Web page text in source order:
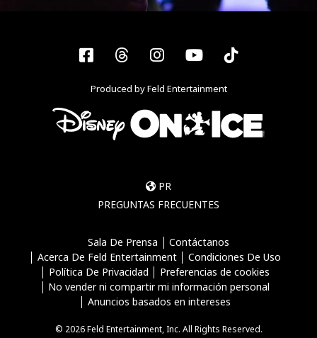
Facebook
ThreadsInstagram
YouTubeTiktok
Produced by Feld Entertainment
PR
PREGUNTAS FRECUENTES
Sala De Prensa
Contáctanos
Acerca De Feld Entertainment
Condiciones De Uso
Política De Privacidad
Preferencias de cookies
No vender ni compartir mi información personal
Anuncios basados en intereses
© 2026 Feld Entertainment, Inc. All Rights Reserved.